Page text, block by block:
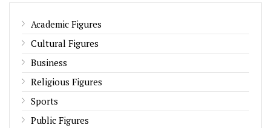
Academic Figures
Cultural Figures
Business
Religious Figures
Sports
Public Figures